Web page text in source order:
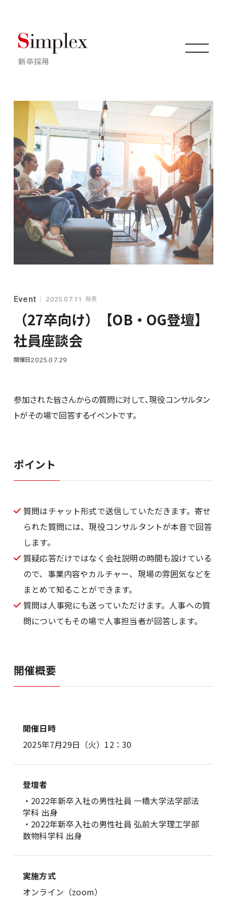
仕事について
キャリアについて
採用情報
ニュース・イベント
シンプレクスグループ基本情報
28卒
新卒採用
Event 2025.07.11 発表
（27卒向け）【OB・OG登壇】
社員座談会
開催日2025.07.29
参加された皆さんからの質問に対して、現役コンサルタン
トがその場で回答するイベントです。
ポイント
質問はチャット形式で送信していただきます。寄せ
られた質問には、現役コンサルタントが本音で回答
します。
質疑応答だけではなく会社説明の時間も設けている
ので、事業内容やカルチャー、現場の雰囲気などを
まとめて知ることができます。
質問は人事宛にも送っていただけます。人事への質
問についてもその場で人事担当者が回答します。
開催概要
開催日時
2025年7月29日（火）12：30
登壇者
・2022年新卒入社の男性社員 一橋大学法学部法
学科 出身
・2022年新卒入社の男性社員 弘前大学理工学部
数物科学科 出身
実施方式
オンライン（zoom）